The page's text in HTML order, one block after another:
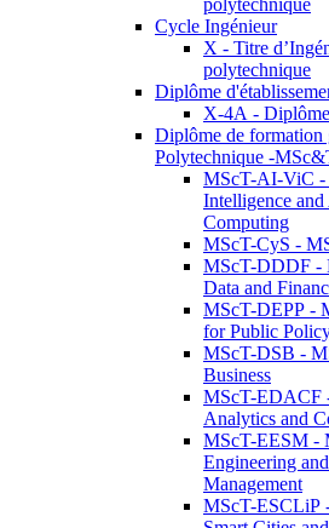
polytechnique
Cycle Ingénieur
X - Titre
polytechnique
Diplôme
X-4A -
Diplôme de formation
Polytechnique -
MScT-AI-ViC
Intelligence
Computing
MScT-CyS -
MScT-DDDF -
Data and
MScT-DEPP -
for Public
MScT-DSB -
Business
MScT-EDACF
Analytics and
MScT-EESM -
Engineering
Management
MScT-ESCLiP